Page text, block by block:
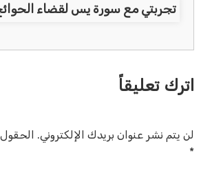
تجربتي مع سورة يس لقضاء
اترك تعليقاً
لن يتم نشر عنوان بريدك الإلكتروني. الحقول
*